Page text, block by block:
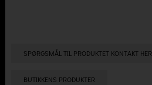
SPØRGSMÅL TIL PRODUKTET KONTAKT HER
BUTIKKENS PRODUKTER